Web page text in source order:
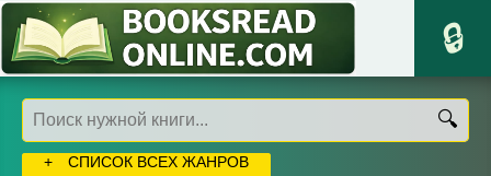
СПИСОК ВСЕХ ЖАНРОВ